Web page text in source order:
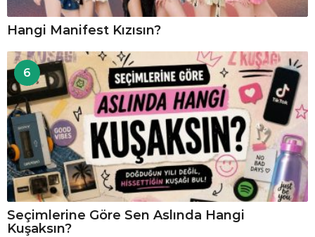
Hangi Manifest Kızısın?
6
Seçimlerine Göre Sen Aslında Hangi
Kuşaksın?